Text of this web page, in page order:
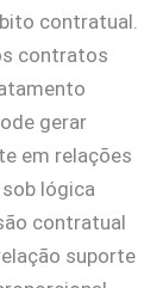
contratual.
contratos
gerar
em relações
lógica
contratual
suporte